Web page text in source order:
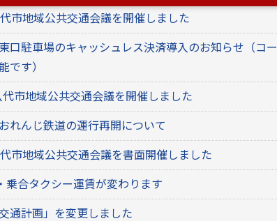
市地域公共交通会議を開催しました
口駐車場のキャッシュレス決済導入のお知らせ（コー
です）
市地域公共交通会議を開催しました
れんじ鉄道の運行再開について
市地域公共交通会議を書面開催しました
乗合タクシー運賃が変わります
通計画」を変更しました